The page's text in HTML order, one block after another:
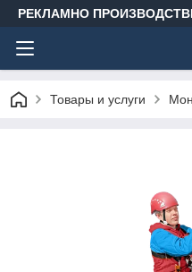
РЕКЛАМНО
Товары и услуги